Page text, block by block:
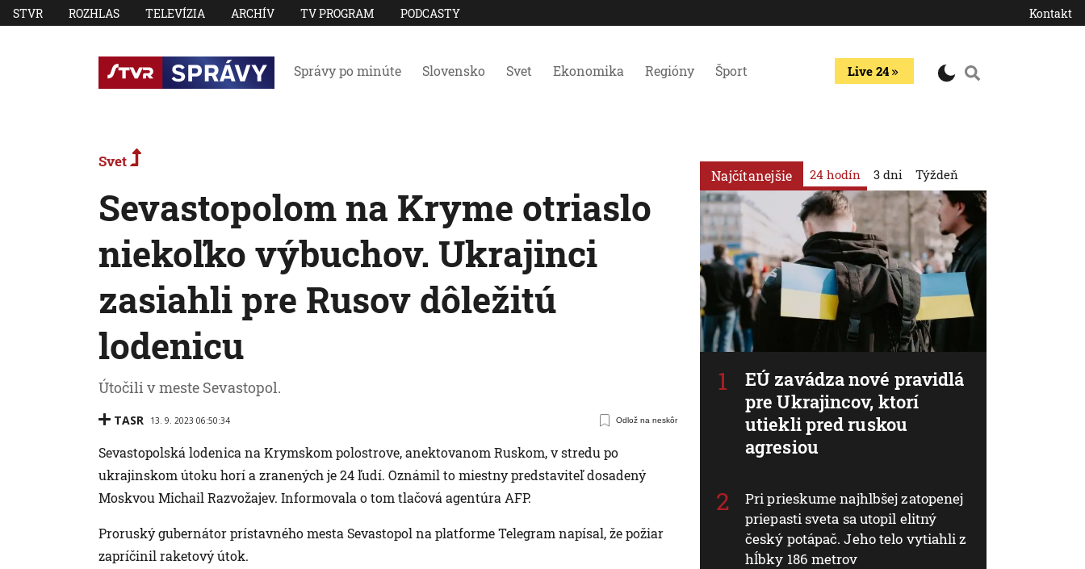
STVR ROZHLAS TELEVÍZIA ARCHÍV TV PROGRAM PODCASTY Kontakt
Správy po minúte Slovensko Svet Ekonomika Regióny Šport Live 24
Svet
Sevastopolom na Kryme otriaslo
niekoľko výbuchov. Ukrajinci
zasiahli pre Rusov dôležitú
lodenicu
Útočili v meste Sevastopol.
TASR 13. 9. 2023 06:50:34 Odlož na neskôr
Sevastopolská lodenica na Krymskom polostrove, anektovanom Ruskom, v stredu po
ukrajinskom útoku horí a zranených je 24 ľudí. Oznámil to miestny predstaviteľ dosadený
Moskvou Michail Razvožajev. Informovala o tom tlačová agentúra AFP.
Proruský gubernátor prístavného mesta Sevastopol na platforme Telegram napísal, že požiar
zapríčinil raketový útok.
Najčítanejšie 24 hodín
EÚ zavádza nové pravidlá
pre Ukrajincov, ktorí
utiekli pred ruskou
agresiou
Pri prieskume najhlbšej zatopenej
priepasti sveta sa utopil elitný
český potápač. Jeho telo vytiahli z
hĺbky 186 metrov
3 dni Týždeň